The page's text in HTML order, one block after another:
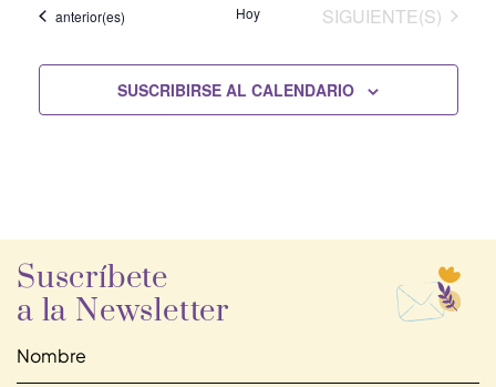
Eventos
anterior(es) Hoy EVENTOS
SIGUIENTE(S)
SUSCRIBIRSE AL CALENDARIO
Suscríbete
a la Newsletter